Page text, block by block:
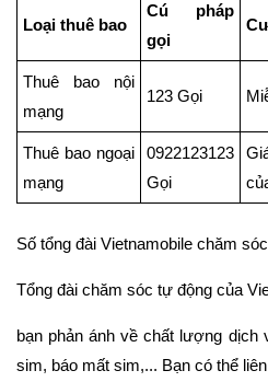
Loại thuê bao
Cú pháp
gọi
Thuê bao nội
mạng
123 Gọi
Thuê bao ngoại
mạng
0922123123
Gọi
Số tổng đài Vietnamobile chăm
Tổng đài chăm sóc tự động của
bạn phản ánh về chất lượng dịch
sim, báo mất sim,... Bạn có thể